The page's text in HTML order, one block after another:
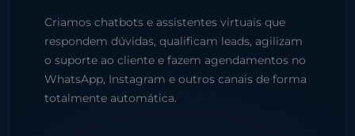
Criamos chatbots e assistentes virtuais que
respondem dúvidas, qualificam leads, agilizam
o suporte ao cliente e fazem agendamentos no
WhatsApp, Instagram e outros canais de forma
totalmente automática.